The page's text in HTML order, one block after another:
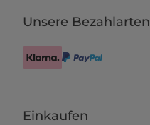
Unsere Bezahlarten
Einkaufen